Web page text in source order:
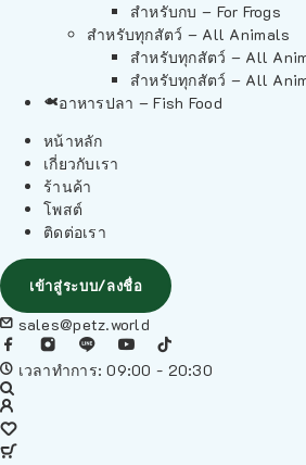
สำหรับกบ – For Frogs
สำหรับทุกสัตว์ – All Animals
สำหรับทุกสัตว์ – All
สำหรับทุกสัตว์ – All
อาหารปลา – Fish Food
หน้าหลัก
เกี่ยวกับเรา
ร้านค้า
โพสต์
ติดต่อเรา
เข้าสู่ระบบ/ลงชื่อ
sales@petz.world
เวลาทำการ: 09:00 - 20:30